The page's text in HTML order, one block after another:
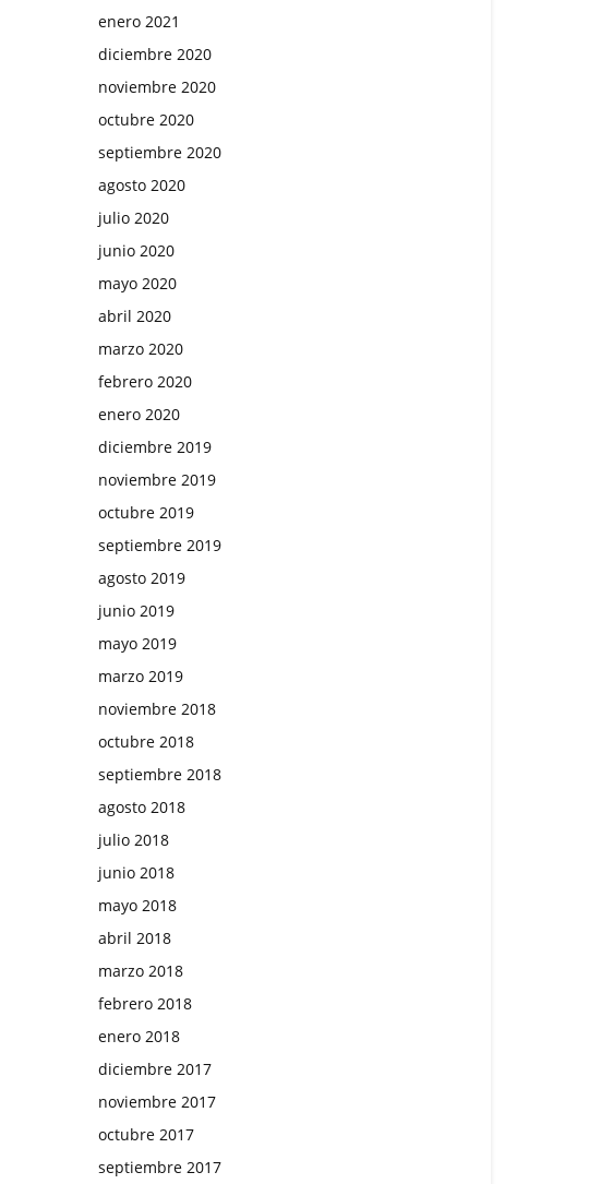
enero 2021
diciembre 2020
noviembre 2020
octubre 2020
septiembre 2020
agosto 2020
julio 2020
junio 2020
mayo 2020
abril 2020
marzo 2020
febrero 2020
enero 2020
diciembre 2019
noviembre 2019
octubre 2019
septiembre 2019
agosto 2019
junio 2019
mayo 2019
marzo 2019
noviembre 2018
octubre 2018
septiembre 2018
agosto 2018
julio 2018
junio 2018
mayo 2018
abril 2018
marzo 2018
febrero 2018
enero 2018
diciembre 2017
noviembre 2017
octubre 2017
septiembre 2017